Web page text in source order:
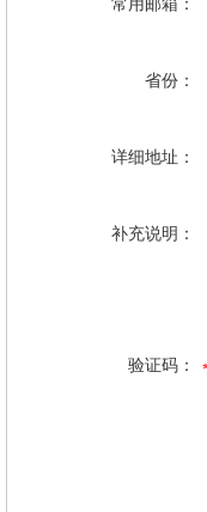
常用邮箱：
省份：
详细地址：
补充说明：
验证码：